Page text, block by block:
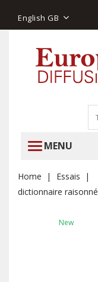
English GB
MENU
Home Essais
dictionnaire raisonné
New